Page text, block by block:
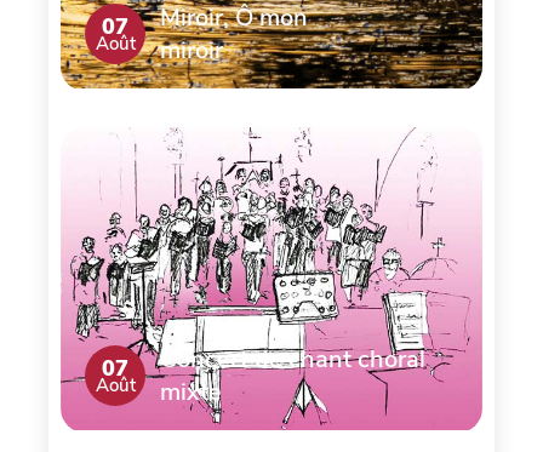
07
Août
Miroir, Ô mon
miroir
07
Août
Concert de chant choral
mixte